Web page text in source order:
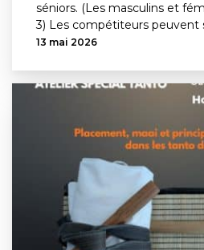
séniors. (Les masculins et
3) Les compétiteurs peuvent
13 mai 2026